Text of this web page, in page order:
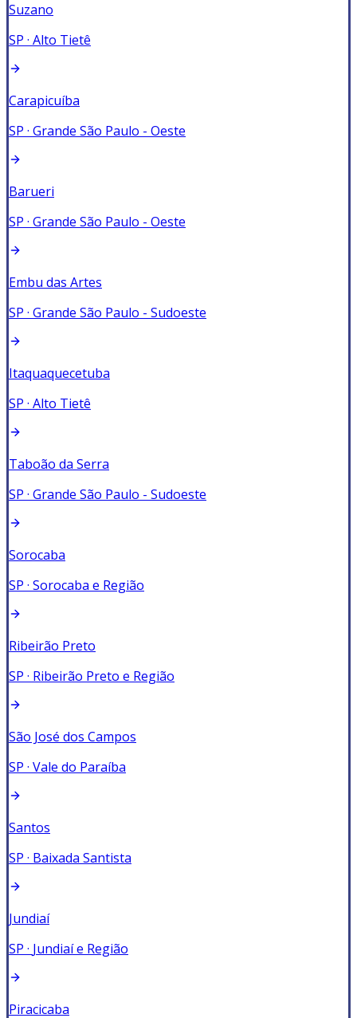
Suzano
SP · Alto Tietê
Carapicuíba
SP · Grande São Paulo - Oeste
Barueri
SP · Grande São Paulo - Oeste
Embu das Artes
SP · Grande São Paulo - Sudoeste
Itaquaquecetuba
SP · Alto Tietê
Taboão da Serra
SP · Grande São Paulo - Sudoeste
Sorocaba
SP · Sorocaba e Região
Ribeirão Preto
SP · Ribeirão Preto e Região
São José dos Campos
SP · Vale do Paraíba
Santos
SP · Baixada Santista
Jundiaí
SP · Jundiaí e Região
Piracicaba